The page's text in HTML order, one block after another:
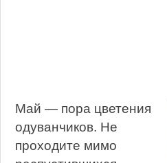
Май — пора цветения
одуванчиков. Не
проходите мимо